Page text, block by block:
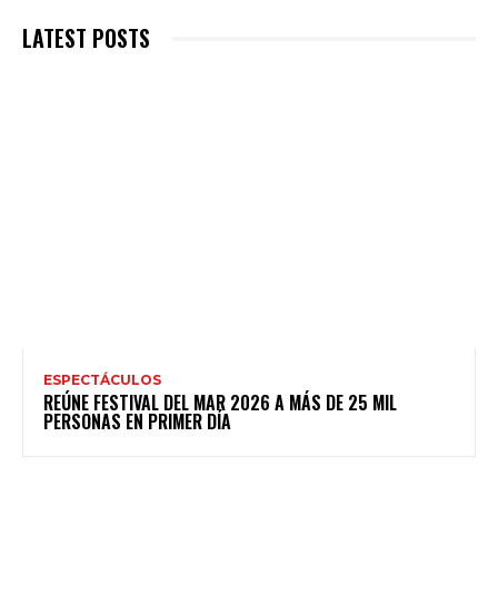
LATEST POSTS
ESPECTÁCULOS
REÚNE FESTIVAL DEL MAR 2026 A MÁS DE 25 MIL
PERSONAS EN PRIMER DÍA